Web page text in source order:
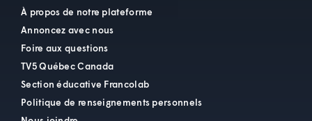
À propos de notre plateforme
Annoncez avec nous
Foire aux questions
TV5 Québec Canada
Section éducative Francolab
Politique de renseignements personnels